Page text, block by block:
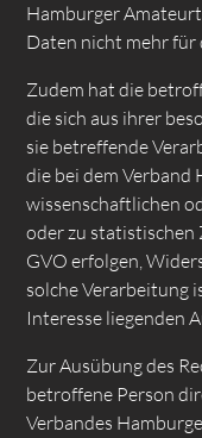
Hamburger
Daten nicht mehr für
Zudem hat die
die sich aus ihrer
sie betreffende
die bei dem Verband
wissenschaftlichen
oder zu statistischen
GVO erfolgen,
solche Verarbeitung
Interesse liegenden
Zur Ausübung des
betroffene Person
Verbandes